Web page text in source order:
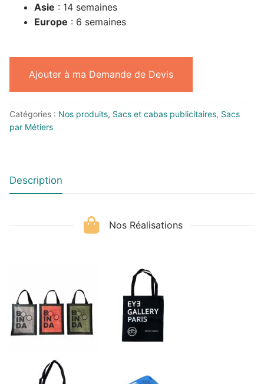
Asie : 14 semaines
Europe : 6 semaines
Ajouter à ma Demande de Devis
Catégories : Nos produits, Sacs et cabas publicitaires, Sacs
par Métiers
Description
Nos Réalisations